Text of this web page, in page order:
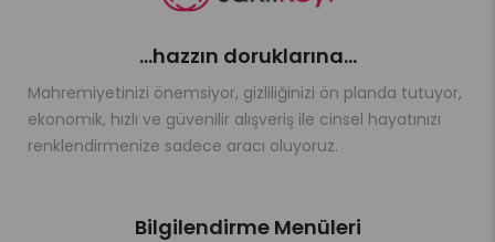
...hazzın doruklarına...
Mahremiyetinizi önemsiyor, gizliliğinizi ön planda tutuyor,
ekonomik, hızlı ve güvenilir alışveriş ile cinsel hayatınızı
renklendirmenize sadece aracı oluyoruz.
Bilgilendirme Menüleri